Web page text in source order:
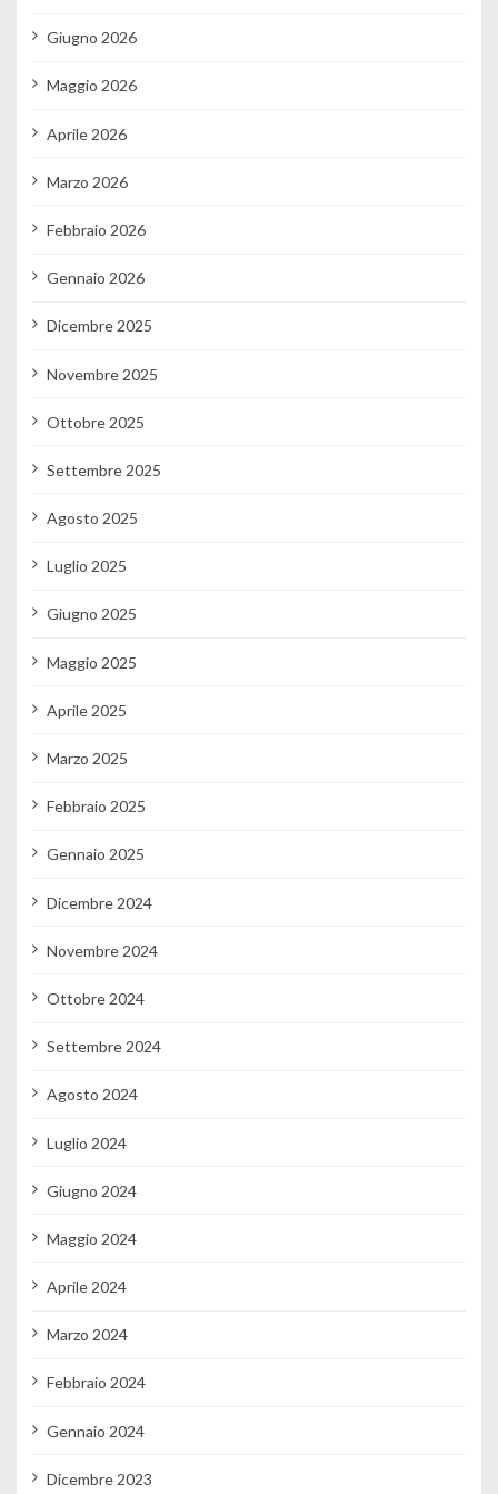
Giugno 2026
Maggio 2026
Aprile 2026
Marzo 2026
Febbraio 2026
Gennaio 2026
Dicembre 2025
Novembre 2025
Ottobre 2025
Settembre 2025
Agosto 2025
Luglio 2025
Giugno 2025
Maggio 2025
Aprile 2025
Marzo 2025
Febbraio 2025
Gennaio 2025
Dicembre 2024
Novembre 2024
Ottobre 2024
Settembre 2024
Agosto 2024
Luglio 2024
Giugno 2024
Maggio 2024
Aprile 2024
Marzo 2024
Febbraio 2024
Gennaio 2024
Dicembre 2023